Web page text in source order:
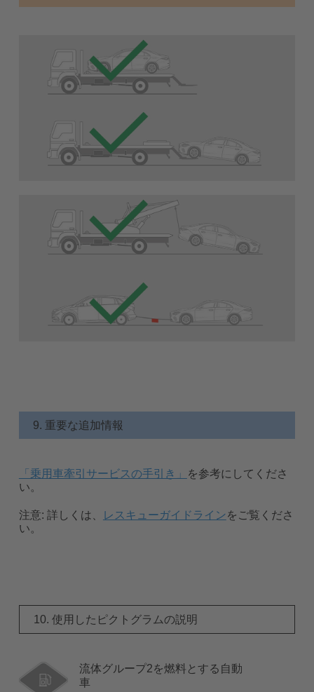
9. 重要な追加情報
「乗用車牽引サービスの手引き」
を参考にしてくださ
い。
注意: 詳しくは、 レスキューガイドラインをご覧くださ
い。
10. 使用したピクトグラムの説明
流体グループ2を燃料とする自動
車